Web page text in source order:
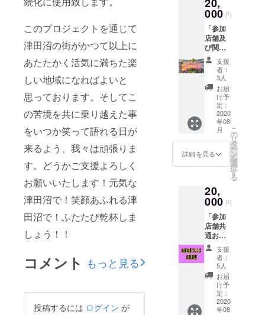
このプロジェクトを通じて
津田沼の街がかつて以上に
あたたかく活気に満ちた楽
しい地域になればよいと
思っております。そしてこ
の苦境を共に乗り越えた事
をいつか笑って語れる日が
来るよう、我々は頑張りま
す。どうかご支援よろしく
お願いいたします！元気な
津田沼で！笑顔あふれる津
田沼で！ふたたび乾杯しま
しょう！！
コメント もっと見る
投稿するには ログイン が
2020年
12月ま
ます。
トはご
来店の
際、店
頭で現
物と交
換でき
ます。
※お酒は
開栓し
た状態
のもの
を店内
にてご
提供い
たしま
す。 ※
12月ま
でとし
20,
000 円
「参加
店舗及
び関係
媒体に
てご支
援者様
の紹介
+チャリ
ティス
テッ
カー
セッ
ト」 参
加各店
舗にて
お名前
を3ヶ月
間ご紹
介させ
ていた
だきま
す。ま
た、今
回のプ
ログラ
ムのオ
リジナ
ルス
テッ
支援
者：
3人
お届
け予
定：
2020
年08
月
詳細を見る
こ
の
リ
タ
ー
ン
を
選
択
す
る
20,
000 円
「参加
店舗共
通お食
事券
20,000
円分
+チャリ
ティス
テッ
カー
セッ
支援
者：
5人
お届
け予
定：
2020
年08